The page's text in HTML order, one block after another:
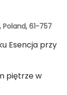
Poland, 61-757
Esencja przy
piętrze w